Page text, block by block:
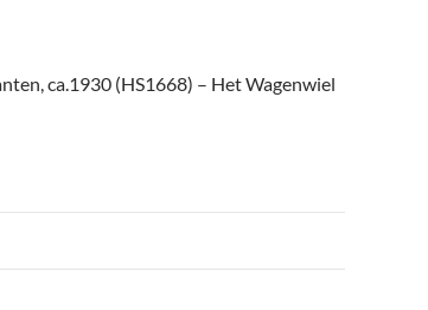
ca.1930 (HS1668) – Het Wagenwiel